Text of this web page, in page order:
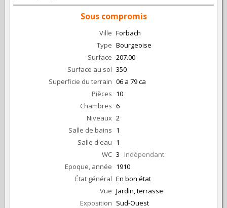
Sous compromis
Ville Forbach
Type Bourgeoise
Surface 207.00
Surface au sol 350
Superficie du terrain 06 a 79 ca
Pièces 10
Chambres 6
Niveaux 2
Salle de bains 1
Salle d'eau 1
WC 3 Indépendant
Epoque, année 1910
État général En bon état
Vue Jardin, terrasse
Exposition Sud-Ouest